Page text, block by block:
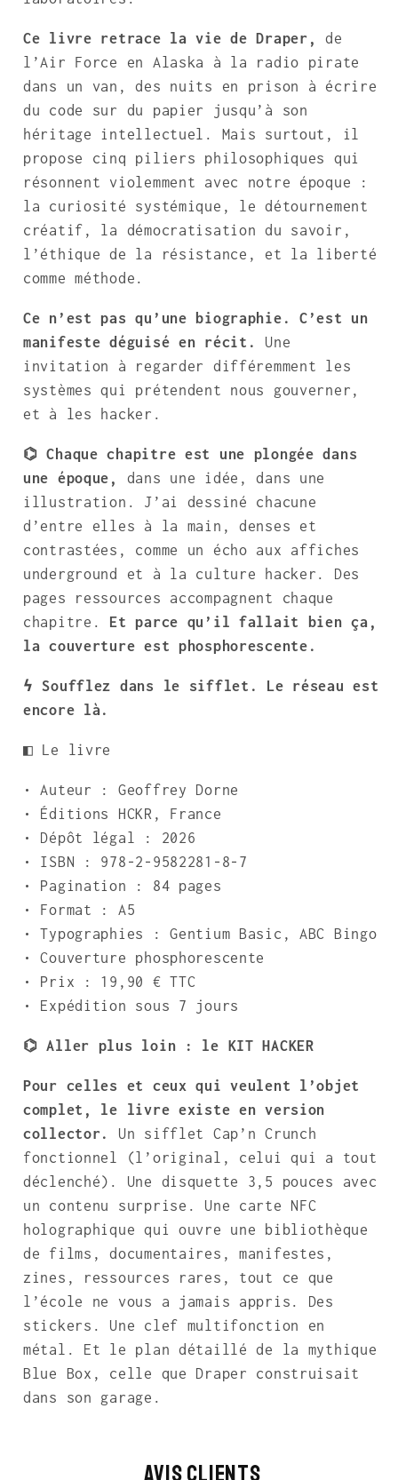
Ce livre retrace la vie de Draper,de
l’Air Force en Alaska à la radio pirate
dans un van, des nuits en prison à écrire
du code sur du papier jusqu’à son
héritage intellectuel. Mais surtout, il
propose cinq piliers philosophiques qui
résonnent violemment avec notre époque :
la curiosité systémique, le détournement
créatif, la démocratisation du savoir,
l’éthique de la résistance, et la liberté
comme méthode.
Ce n’est pas qu’une biographie. C’est un
manifeste déguisé en récit. Une
invitation à regarder différemment les
systèmes qui prétendent nous gouverner,
et à les hacker.
⌬ Chaque chapitre est une plongée dans
une époque, dans une idée, dans une
illustration. J’ai dessiné chacune
d’entre elles à la main, denses et
contrastées, comme un écho aux affiches
underground et à la culture hacker. Des
pages ressources accompagnent chaque
chapitre. Et parce qu’il fallait bien ça,
la couverture est phosphorescente.
ϟ Soufflez dans le sifflet. Le réseau est
encore là.
◧ Le livre
• Auteur : Geoffrey Dorne
• Éditions HCKR, France
• Dépôt légal : 2026
• ISBN : 978-2-9582281-8-7
• Pagination : 84 pages
• Format : A5
• Typographies : Gentium Basic, ABC Bingo
• Couverture phosphorescente
• Prix : 19,90 € TTC
• Expédition sous 7 jours
⌬ Aller plus loin : le KIT HACKER
Pour celles et ceux qui veulent l’objet
complet, le livre existe en version
collector. Un sifflet Cap’n Crunch
fonctionnel (l’original, celui qui a tout
déclenché). Une disquette 3,5 pouces avec
un contenu surprise. Une carte NFC
holographique qui ouvre une bibliothèque
de films, documentaires, manifestes,
zines, ressources rares, tout ce que
l’école ne vous a jamais appris. Des
stickers. Une clef multifonction en
métal. Et le plan détaillé de la mythique
Blue Box, celle que Draper construisait
dans son garage.
Avis Clients